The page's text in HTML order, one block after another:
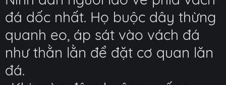
đá dốc nhất. Họ buộc dây thừng
quanh eo, áp sát vào vách đá
như thằn lằn để đặt cơ quan lăn
đá.